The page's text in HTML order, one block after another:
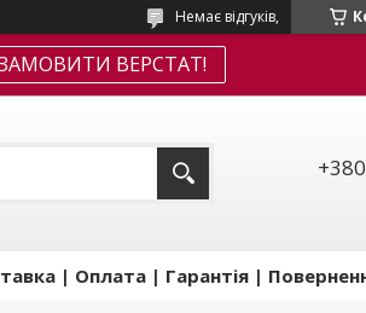
Немає відгуків,
ВЕРСТАТ!
| Оплата | Гарантія |